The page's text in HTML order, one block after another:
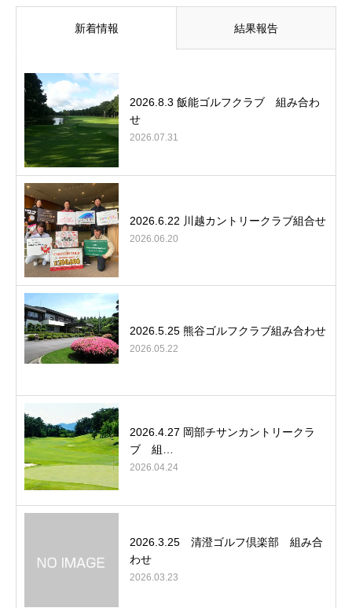
新着情報 結果報告
2026.8.3 飯能ゴルフクラブ 組み合わ
せ
2026.07.31
2026.6.22 川越カントリークラブ組合せ
2026.06.20
2026.5.25 熊谷ゴルフクラブ組み合わせ
2026.05.22
2026.4.27 岡部チサンカントリークラ
ブ 組…
2026.04.24
2026.3.25 清澄ゴルフ倶楽部 組み合
わせ
2026.03.23